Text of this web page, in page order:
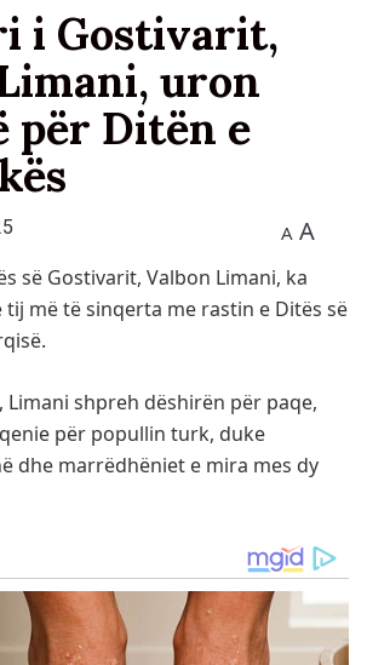
i Gostivarit,
uron
për Ditën e
A A
së Gostivarit, Valbon Limani, ka
më të sinqerta me rastin e Ditës së
Limani shpreh dëshirën për paqe,
për popullin turk, duke
dhe marrëdhëniet e mira mes dy